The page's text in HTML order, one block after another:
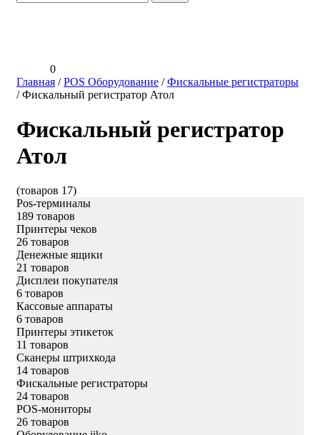
0
Главная /POS Оборудование /Фискальные регистраторы
/Фискальный регистратор Атол
Фискальный регистратор
Атол
(товаров 17)
Pos-терминалы
189 товаров
Принтеры чеков
26 товаров
Денежные ящики
21 товаров
Дисплеи покупателя
6 товаров
Кассовые аппараты
6 товаров
Принтеры этикеток
11 товаров
Сканеры штрихкода
14 товаров
Фискальные регистраторы
24 товаров
POS-мониторы
26 товаров